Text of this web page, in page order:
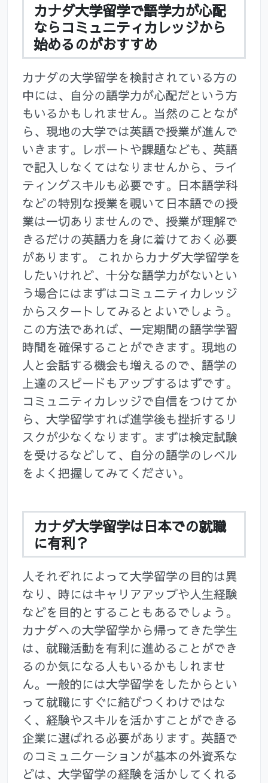
カナダ大学留学で語学力が心配
ならコミュニティカレッジから
始めるのがおすすめ
カナダの大学留学を検討されている方の
中には、自分の語学力が心配だという方
もいるかもしれません。当然のことなが
ら、現地の大学では英語で授業が進んで
いきます。レポートや課題なども、英語
で記入しなくてはなりませんから、ライ
ティングスキルも必要です。日本語学科
などの特別な授業を覗いて日本語での授
業は一切ありませんので、授業が理解で
きるだけの英語力を身に着けておく必要
があります。 これからカナダ大学留学を
したいけれど、十分な語学力がないとい
う場合にはまずはコミュニティカレッジ
からスタートしてみるとよいでしょう。
この方法であれば、一定期間の語学学習
時間を確保することができます。現地の
人と会話する機会も増えるので、語学の
上達のスピードもアップするはずです。
コミュニティカレッジで自信をつけてか
ら、大学留学すれば進学後も挫折するリ
スクが少なくなります。まずは検定試験
を受けるなどして、自分の語学のレベル
をよく把握してみてください。
カナダ大学留学は日本での就職
に有利？
人それぞれによって大学留学の目的は異
なり、時にはキャリアアップや人生経験
などを目的とすることもあるでしょう。
カナダへの大学留学から帰ってきた学生
は、就職活動を有利に進めることができ
るのか気になる人もいるかもしれませ
ん。一般的には大学留学をしたからとい
って就職にすぐに結びつくわけではな
く、経験やスキルを活かすことができる
企業に選ばれる必要があります。英語で
のコミュニケーションが基本の外資系な
どは、大学留学の経験を活かしてくれる